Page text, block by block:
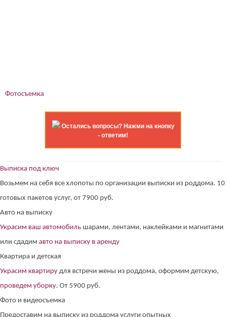
Фотосъемка
Остались вопросы? Нажми на кнопку
- ответим!
Выписка под ключ
Возьмем на себя все хлопоты по организации выписки из роддома. 10
готовых пакетов услуг, от 7900 руб.
Авто на выписку
Украсим ваш автомобиль шарами, лентами, наклейками и магнитами
или сдадим авто на выписку в аренду
Квартира и детская
Украсим квартиру для встречи жены из роддома, оформим детскую,
проведем уборку. От 5900 руб.
Фото и видеосъемка
Предоставим на выписку из роддома услуги опытных